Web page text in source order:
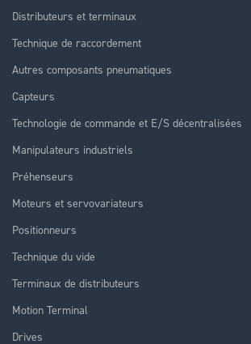
Distributeurs et terminaux
Technique de raccordement
Autres composants pneumatiques
Capteurs
Technologie de commande et E/S décentralisées
Manipulateurs industriels
Préhenseurs
Moteurs et servovariateurs
Positionneurs
Technique du vide
Terminaux de distributeurs
Motion Terminal
Drives